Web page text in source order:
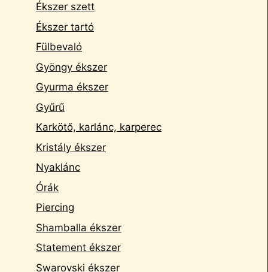
Ékszer szett
Ékszer tartó
Fülbevaló
Gyöngy ékszer
Gyurma ékszer
Gyűrű
Karkötő, karlánc, karperec
Kristály ékszer
Nyaklánc
Órák
Piercing
Shamballa ékszer
Statement ékszer
Swarovski ékszer